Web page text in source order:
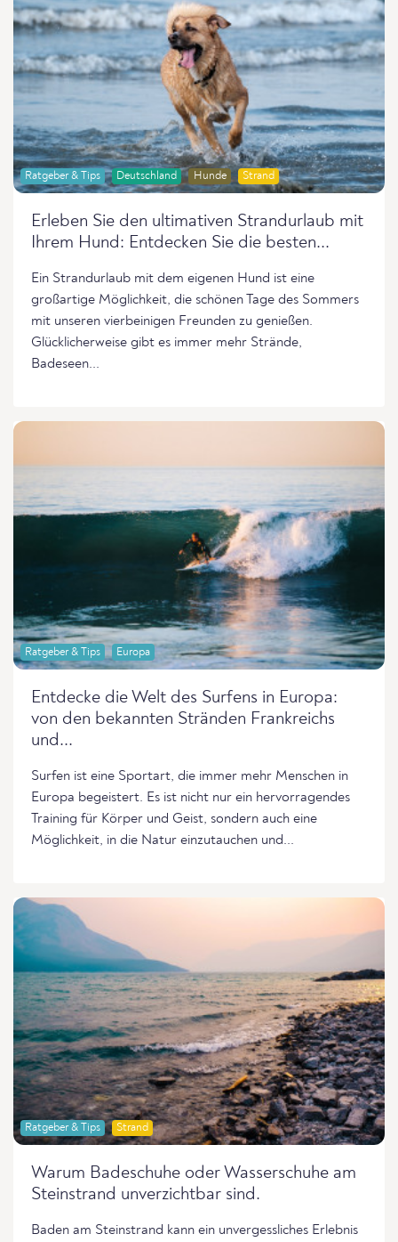
Ratgeber & Tips Deutschland Hunde Strand
Erleben Sie den ultimativen Strandurlaub mit
Ihrem Hund: Entdecken Sie die besten...
Ein Strandurlaub mit dem eigenen Hund ist eine
großartige Möglichkeit, die schönen Tage des Sommers
mit unseren vierbeinigen Freunden zu genießen.
Glücklicherweise gibt es immer mehr Strände,
Badeseen...
Ratgeber & Tips Europa
Entdecke die Welt des Surfens in Europa:
von den bekannten Stränden Frankreichs
und...
Surfen ist eine Sportart, die immer mehr Menschen in
Europa begeistert. Es ist nicht nur ein hervorragendes
Training für Körper und Geist, sondern auch eine
Möglichkeit, in die Natur einzutauchen und...
Ratgeber & Tips Strand
Warum Badeschuhe oder Wasserschuhe am
Steinstrand unverzichtbar sind.
Baden am Steinstrand kann ein unvergessliches Erlebnis